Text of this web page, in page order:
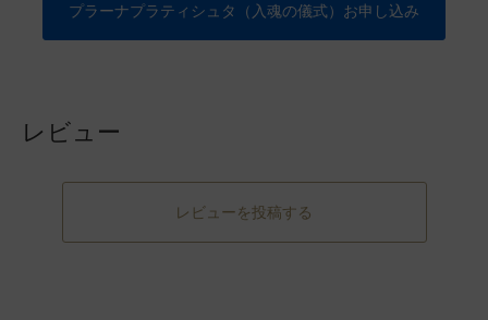
プラーナプラティシュタ（入魂の儀式）お申し込み
レビュー
レビューを投稿する